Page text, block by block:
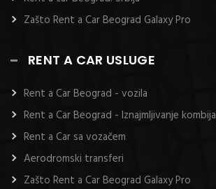
Zašto Rent a Car Beograd Galaxy Pro
RENT A CAR USLUGE
Rent a Car Beograd - vozila
Rent a Car Beograd - Iznajmljivanje kombija
Rent a Car sa vozačem
Aerodromski transferi
Zašto Rent a Car Beograd Galaxy Pro